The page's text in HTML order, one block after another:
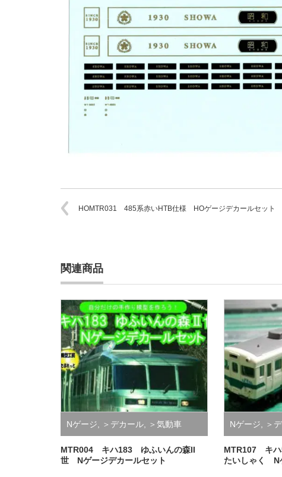
HOMTR031 485系赤いHTB仕様 HOゲージデカールセット
関連商品
Nゲージ, ＞デカール, ＞気動車
MTR004 キハ183 ゆふいんの森II
世 Nゲージデカールセット
Nゲージ, ＞
MTR107 キハ
たいしゃく N